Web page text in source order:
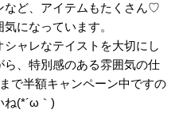
など、アイテムもたくさん♡
になっています。
ャレなテイストを大切にし
、特別感のある雰囲気の仕
で半額キャンペーン中ですの
ね(*´ω｀)